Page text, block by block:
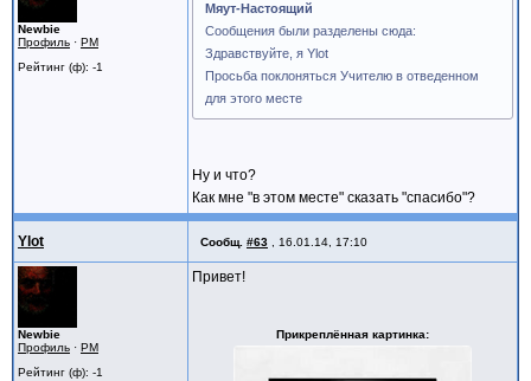
Newbie
Профиль · PM
Рейтинг (ф): -1
Мяут-Настоящий
Сообщения были разделены сюда:
Здравствуйте, я Ylot
Просьба поклоняться Учителю в отведенном
для этого месте
Ну и что?
Как мне "в этом месте" сказать "спасибо"?
Ylot Сообщ. #63 16.01.14, 17:10
Newbie
Профиль · PM
Рейтинг (ф): -1
Привет!
Прикреплённая картинка